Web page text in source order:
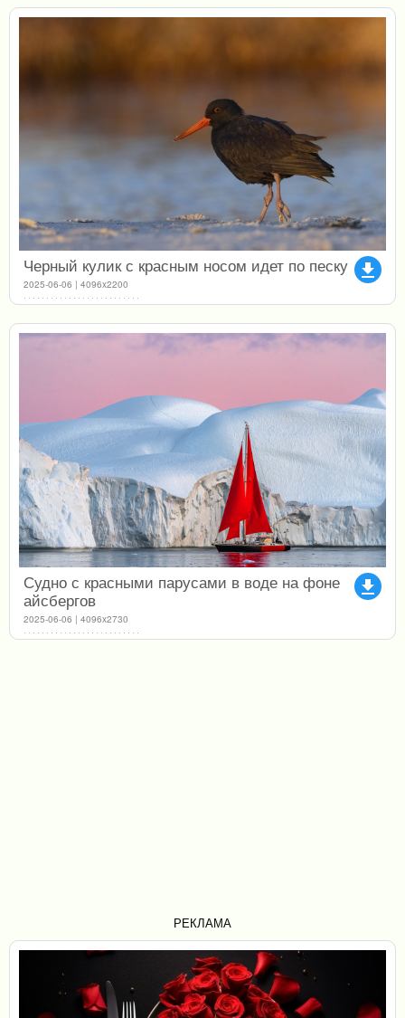
file_download
Черный кулик с красным носом идет по песку
2025-06-06 | 4096x2200
file_download
Судно с красными парусами в воде на фоне
айсбергов
2025-06-06 | 4096x2730
РЕКЛАМА